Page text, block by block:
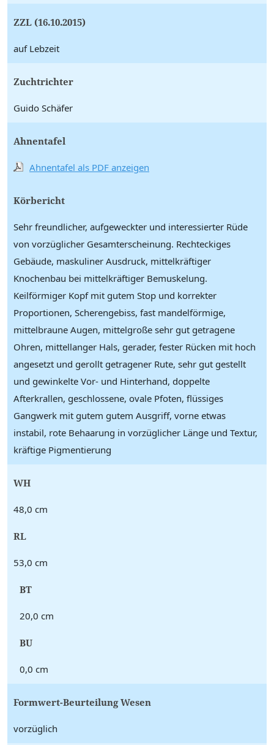
ZZL (16.10.2015)
auf Lebzeit
Zuchtrichter
Guido Schäfer
Ahnentafel
Ahnentafel als PDF anzeigen
Körbericht
Sehr freundlicher, aufgeweckter und interessierter Rüde
von vorzüglicher Gesamterscheinung. Rechteckiges
Gebäude, maskuliner Ausdruck, mittelkräftiger
Knochenbau bei mittelkräftiger Bemuskelung.
Keilförmiger Kopf mit gutem Stop und korrekter
Proportionen, Scherengebiss, fast mandelförmige,
mittelbraune Augen, mittelgroße sehr gut getragene
Ohren, mittellanger Hals, gerader, fester Rücken mit hoch
angesetzt und gerollt getragener Rute, sehr gut gestellt
und gewinkelte Vor- und Hinterhand, doppelte
Afterkrallen, geschlossene, ovale Pfoten, flüssiges
Gangwerk mit gutem gutem Ausgriff, vorne etwas
instabil, rote Behaarung in vorzüglicher Länge und Textur,
kräftige Pigmentierung
WH
48,0 cm
RL
53,0 cm
BT
20,0 cm
BU
0,0 cm
Formwert-Beurteilung Wesen
vorzüglich